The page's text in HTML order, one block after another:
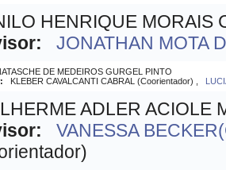
HENRIQUE MORAIS
JONATHAN MOTA
DE MEDEIROS GURGEL PINTO
KLEBER CAVALCANTI CABRAL (Coorientador) ,
ADLER ACIOLE
VANESSA